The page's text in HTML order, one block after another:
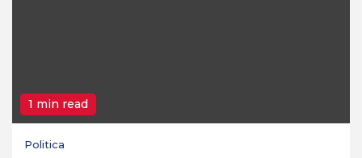
1 min read
Politica